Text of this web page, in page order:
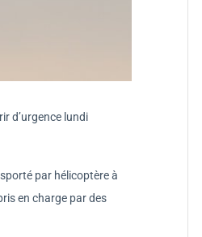
d’urgence lundi
par hélicoptère à
en charge par des